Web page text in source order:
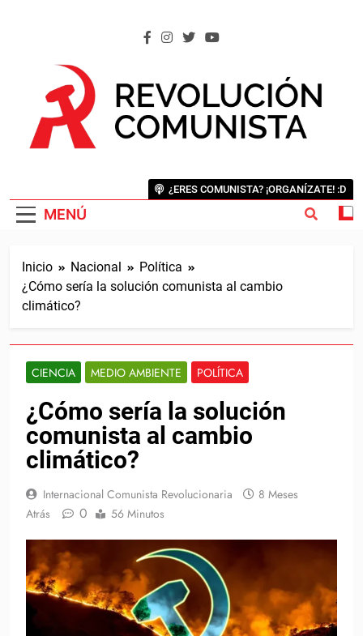
MENÚ
¿ERES COMUNISTA? ¡ORGANÍZATE! :D
Inicio Nacional
Política
¿Cómo sería la solución comunista al cambio
climático?
CIENCIA MEDIO AMBIENTE POLÍTICA
¿Cómo sería la solución
comunista al cambio
climático?
Internacional Comunista Revolucionaria
8 Meses
Atrás
0 56 Minutos